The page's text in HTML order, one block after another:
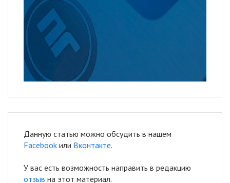
Данную статью можно обсудить в нашем
Facebook или Вконтакте.
У вас есть возможность направить в редакцию
отзыв на этот материал.